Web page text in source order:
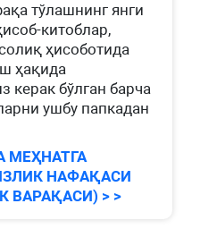
тўлашнинг янги
китоблар,
ҳисоботида
ҳақида
керак бўлган барча
ушбу папкадан
МЕҲНАТГА
НАФАҚАСИ
ВАРАҚАСИ) > >